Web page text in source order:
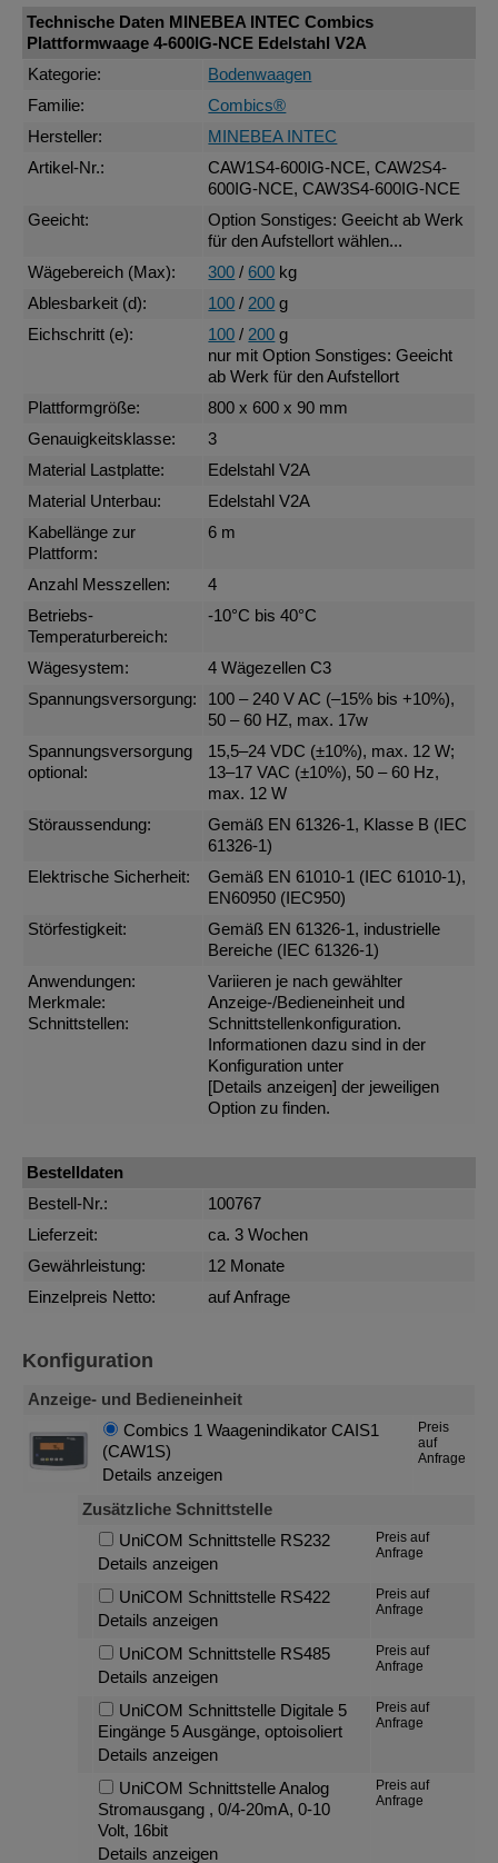
Technische Daten MINEBEA INTEC Combics
Plattformwaage 4-600IG-NCE Edelstahl V2A
Kategorie:
Bodenwaagen
Familie:
Combics®
Hersteller:
MINEBEA INTEC
Artikel-Nr.:
CAW1S4-600IG-NCE, CAW2S4-
600IG-NCE, CAW3S4-600IG-NCE
Geeicht:
Option Sonstiges: Geeicht ab Werk
für den Aufstellort wählen...
Wägebereich (Max):
300 /600 kg
Ablesbarkeit (d):
100 / 200 g
Eichschritt (e):
100 / 200 g
nur mit Option Sonstiges: Geeicht
ab Werk für den Aufstellort
Plattformgröße:
800 x 600 x 90 mm
Genauigkeitsklasse:
3
Material Lastplatte:
Edelstahl V2A
Material Unterbau:
Edelstahl V2A
Kabellänge zur
Plattform:
6 m
Anzahl Messzellen:
4
Betriebs-
Temperaturbereich:
-10°C bis 40°C
Wägesystem:
4 Wägezellen C3
Spannungsversorgung:
100 – 240 V AC (–15% bis +10%),
50 – 60 HZ, max. 17w
Spannungsversorgung
optional:
15,5–24 VDC (±10%), max. 12 W;
13–17 VAC (±10%), 50 – 60 Hz,
max. 12 W
Störaussendung:
Gemäß EN 61326-1, Klasse B (IEC
61326-1)
Elektrische Sicherheit:
Gemäß EN 61010-1 (IEC 61010-1),
EN60950 (IEC950)
Störfestigkeit:
Gemäß EN 61326-1, industrielle
Bereiche (IEC 61326-1)
Anwendungen:
Merkmale:
Schnittstellen:
Variieren je nach gewählter
Anzeige-/Bedieneinheit und
Schnittstellenkonfiguration.
Informationen dazu sind in der
Konfiguration unter
[Details anzeigen] der jeweiligen
Option zu finden.
Bestelldaten
Bestell-Nr.:
100767
Lieferzeit:
ca. 3 Wochen
Gewährleistung:
12 Monate
Einzelpreis Netto:
auf Anfrage
Konfiguration
Anzeige- und Bedieneinheit
Combics 1 Waagenindikator CAIS1
(CAW1S)
Details anzeigen
Preis
auf
Anfrage
Zusätzliche Schnittstelle
UniCOM Schnittstelle RS232
Details anzeigen
Preis auf
Anfrage
UniCOM Schnittstelle RS422
Details anzeigen
Preis auf
Anfrage
UniCOM Schnittstelle RS485
Details anzeigen
Preis auf
Anfrage
UniCOM Schnittstelle Digitale 5
Eingänge 5 Ausgänge, optoisoliert
Details anzeigen
Preis auf
Anfrage
UniCOM Schnittstelle Analog
Stromausgang , 0/4-20mA, 0-10
Volt, 16bit
Details anzeigen
Preis auf
Anfrage